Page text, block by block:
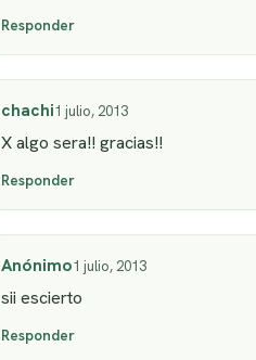
Responder
chachi1 julio, 2013
X algo sera!! gracias!!
Responder
Anónimo1 julio, 2013
sii escierto
Responder